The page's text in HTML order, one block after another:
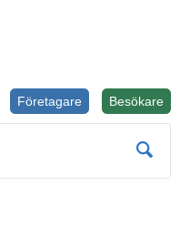
Besökare
Företagare